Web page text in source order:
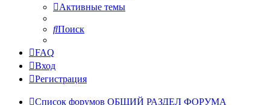
Активные темы
Поиск
FAQ
Вход
Регистрация
Список форумов ОБЩИЙ РАЗДЕЛ ФОРУМА